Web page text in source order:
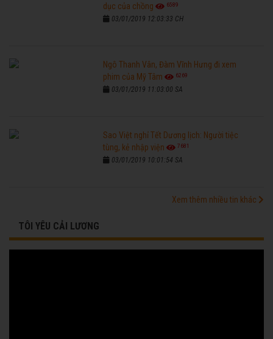
dục của chồng
6589
03/01/2019 12:03:33 CH
Ngô Thanh Vân, Đàm Vĩnh Hưng đi xem
phim của Mỹ Tâm
6269
03/01/2019 11:03:00 SA
Sao Việt nghỉ Tết Dương lịch: Người tiệc
tùng, kẻ nhập viện
7681
03/01/2019 10:01:54 SA
Xem thêm nhiều tin khác
TÔI YÊU CẢI LƯƠNG